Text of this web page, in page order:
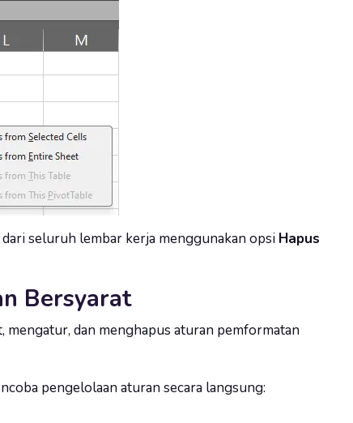
dari seluruh lembar kerja menggunakan opsi Hapus
Bersyarat
dan menghapus aturan pemformatan
pengelolaan aturan secara langsung: